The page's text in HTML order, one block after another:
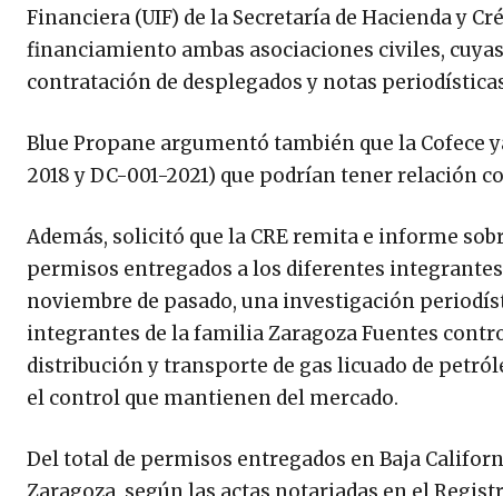
Financiera (UIF) de la Secretaría de Hacienda y
financiamiento ambas asociaciones civiles,
contratación de desplegados y notas
Blue Propane argumentó también que la Cofece
2018 y DC-001-2021) que podrían tener relación
Además, solicitó que la CRE remita e informe
permisos entregados a los diferentes
noviembre de pasado, una investigación
integrantes de la familia Zaragoza Fuentes
distribución y transporte de gas licuado de
el control que mantienen del mercado.
Del total de permisos entregados en Baja